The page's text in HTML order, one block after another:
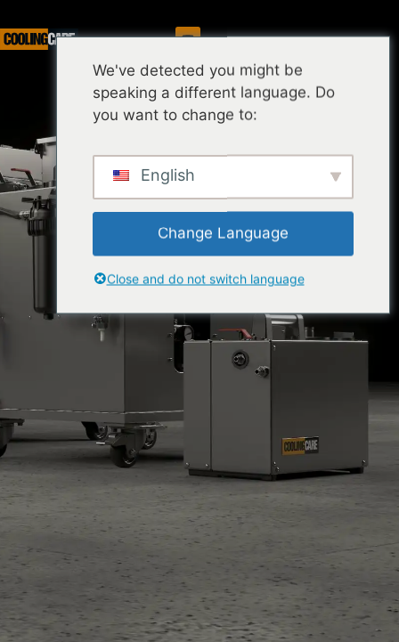
Serwis
We've detected you might be
speaking a different language. Do
you want to change to:
English
Change Language
Close and do not switch language